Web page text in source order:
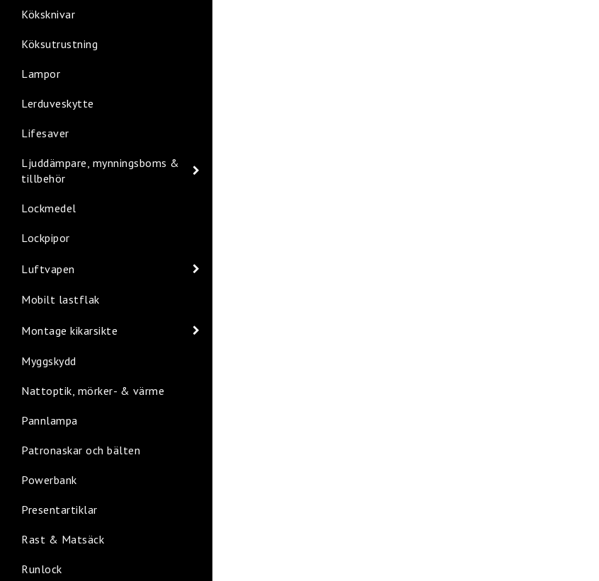
Köksknivar
Köksutrustning
Lampor
Lerduveskytte
Lifesaver
Ljuddämpare, mynningsboms &
tillbehör
Lockmedel
Lockpipor
Luftvapen
Mobilt lastflak
Montage kikarsikte
Myggskydd
Nattoptik, mörker- & värme
Pannlampa
Patronaskar och bälten
Powerbank
Presentartiklar
Rast & Matsäck
Runlock